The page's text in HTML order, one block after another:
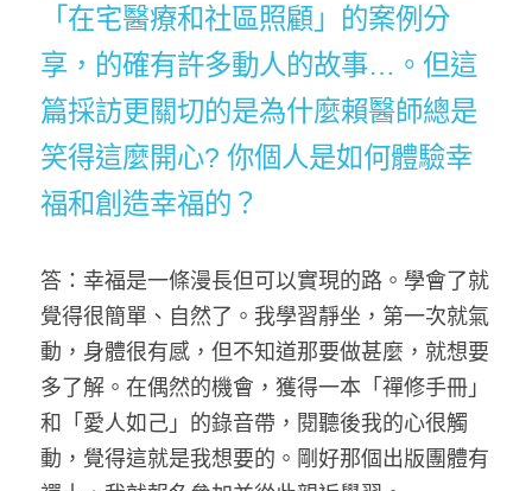
「在宅醫療和社區照顧」的案例分
享，的確有許多動人的故事…。但這
篇採訪更關切的是為什麼賴醫師總是
笑得這麼開心? 你個人是如何體驗幸
福和創造幸福的？
答：幸福是一條漫長但可以實現的路。學會了就
覺得很簡單、自然了。我學習靜坐，第一次就氣
動，身體很有感，但不知道那要做甚麼，就想要
多了解。在偶然的機會，獲得一本「禪修手冊」
和「愛人如己」的錄音帶，閱聽後我的心很觸
動，覺得這就是我想要的。剛好那個出版團體有